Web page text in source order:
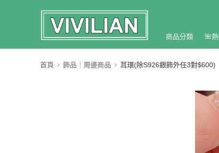
商品分類 🌺
首頁 飾品｜周邊商品 耳環(除S926銀飾外任3對$600)